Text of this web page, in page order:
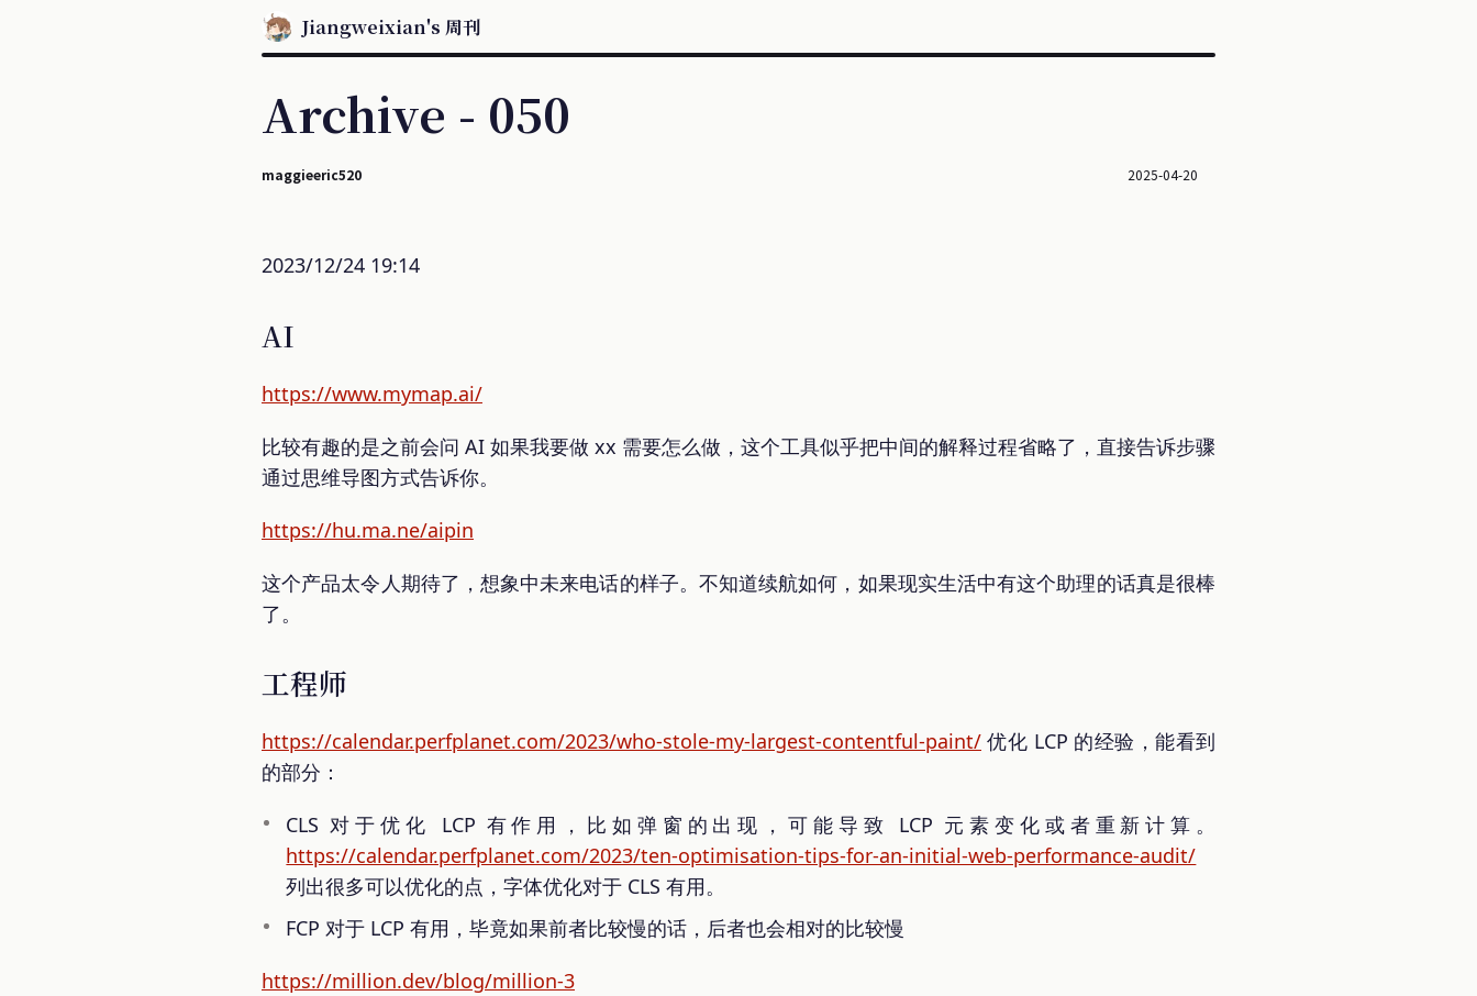
Jiangweixian's 周刊
Archive - 050
maggieeric520 2025-04-20
2023/12/24 19:14
AI
https://www.mymap.ai/
比较有趣的是之前会问 AI 如果我要做 xx 需要怎么做，这个工具似乎把中间的解释过程省略了，直接告诉步骤
通过思维导图方式告诉你。
https://hu.ma.ne/aipin
这个产品太令人期待了，想象中未来电话的样子。不知道续航如何，如果现实生活中有这个助理的话真是很棒
了。
工程师
https://calendar.perfplanet.com/2023/who-stole-my-largest-contentful-paint/ 优化 LCP 的经验，能看到
的部分：
CLS 对于优化 LCP 有作用，比如弹窗的出现，可能导致 LCP 元素变化或者重新计算。
https://calendar.perfplanet.com/2023/ten-optimisation-tips-for-an-initial-web-performance-audit/
列出很多可以优化的点，字体优化对于 CLS 有用。
FCP 对于 LCP 有用，毕竟如果前者比较慢的话，后者也会相对的比较慢
https://million.dev/blog/million-3